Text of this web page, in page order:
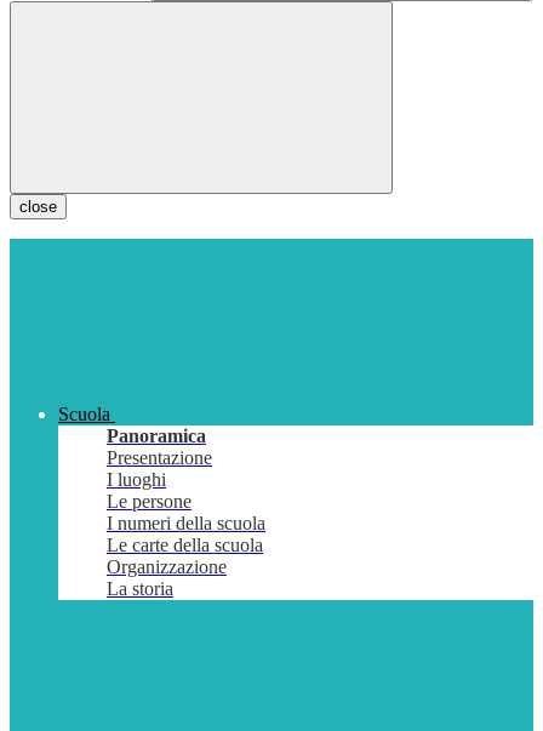
close
Scuola
Panoramica
Presentazione
I luoghi
Le persone
I numeri della scuola
Le carte della scuola
Organizzazione
La storia